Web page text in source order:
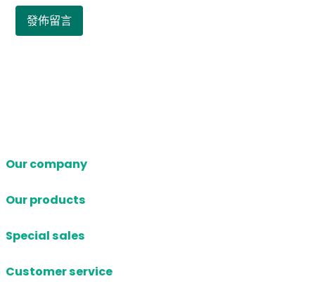
Our company
Our products
Special sales
Customer service